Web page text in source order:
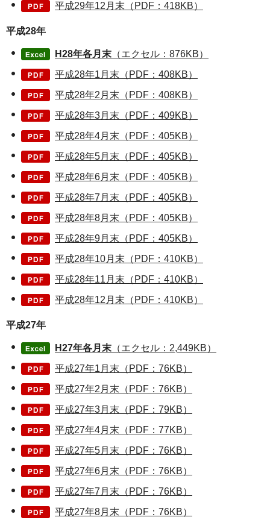
平成29年12月末（PDF：418KB）
平成28年
H28年各月末 （エクセル：876KB）
平成28年1月末（PDF：408KB）
平成28年2月末（PDF：408KB）
平成28年3月末（PDF：409KB）
平成28年4月末（PDF：405KB）
平成28年5月末（PDF：405KB）
平成28年6月末（PDF：405KB）
平成28年7月末（PDF：405KB）
平成28年8月末（PDF：405KB）
平成28年9月末（PDF：405KB）
平成28年10月末（PDF：410KB）
平成28年11月末（PDF：410KB）
平成28年12月末（PDF：410KB）
平成27年
H27年各月末 （エクセル：2,449KB）
平成27年1月末（PDF：76KB）
平成27年2月末（PDF：76KB）
平成27年3月末（PDF：79KB）
平成27年4月末（PDF：77KB）
平成27年5月末（PDF：76KB）
平成27年6月末（PDF：76KB）
平成27年7月末（PDF：76KB）
平成27年8月末（PDF：76KB）